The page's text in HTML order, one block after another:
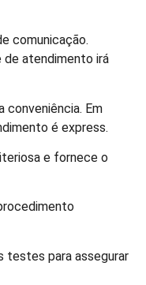
comunicação.
de atendimento irá
conveniência. Em
é express.
e fornece o
testes para assegurar